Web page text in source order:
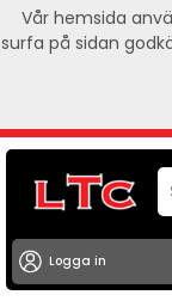
Logga in
Vår hemsida
surfa på sidan